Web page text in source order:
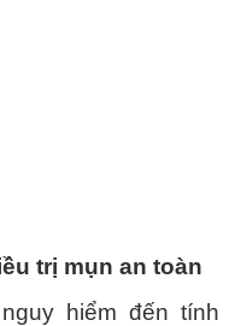
trị mụn an toàn
hiểm đến tính